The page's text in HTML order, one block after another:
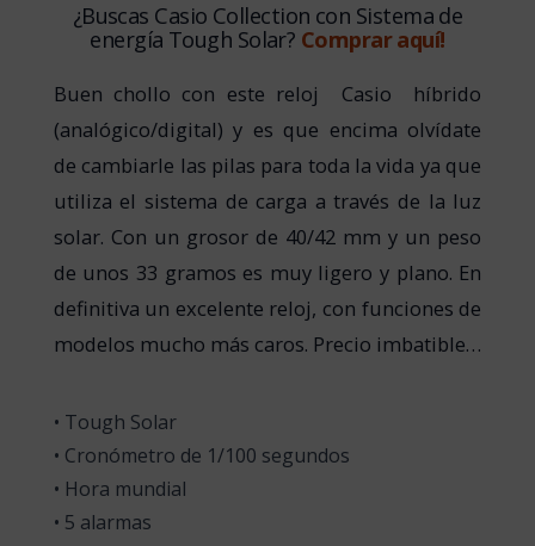
¿Buscas Casio Collection con Sistema de
energía Tough Solar? Comprar aquí!
Buen chollo con este reloj Casio híbrido
(analógico/digital) y es que encima olvídate
de cambiarle las pilas para toda la vida ya que
utiliza el sistema de carga a través de la luz
solar. Con un grosor de 40/42 mm y un peso
de unos 33 gramos es muy ligero y plano. En
definitiva un excelente reloj, con funciones de
modelos mucho más caros. Precio imbatible…
• Tough Solar
• Cronómetro de 1/100 segundos
• Hora mundial
• 5 alarmas